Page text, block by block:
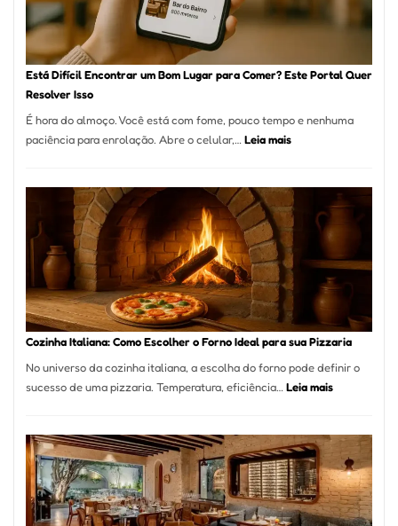
reservar
Paulo
Está Difícil Encontrar um Bom Lugar para Comer? Este Portal Quer
Resolver Isso
É hora do almoço. Você está com fome, pouco tempo e nenhuma
paciência para enrolação. Abre o celular,… Leia mais:
Encontrar
um
Lugar
para
Comer?
Este
Portal
Resolver
Isso
Cozinha Italiana: Como Escolher o Forno Ideal para sua Pizzaria
No universo da cozinha italiana, a escolha do forno pode definir o
sucesso de uma pizzaria. Temperatura, eficiência… Leia mais:
Como
Escolher
o
Forno
Ideal